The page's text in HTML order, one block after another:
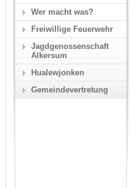
Wer macht was?
Freiwillige Feuerwehr
Jagdgenossenschaft
Alkersum
Hualewjonken
Gemeindevertretung